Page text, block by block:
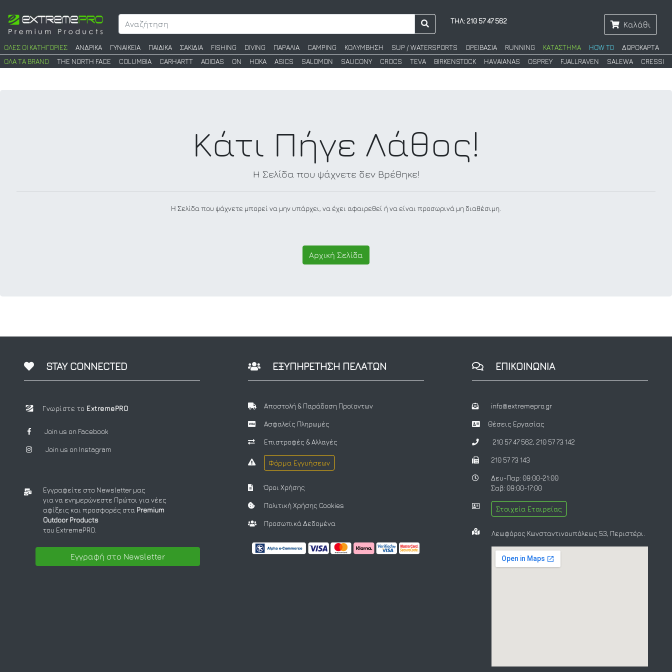
ΤΗΛ: 210 57 47 562 Καλάθι
ΟΛΕΣ ΟΙ ΚΑΤΗΓΟΡΙΕΣ ΑΝΔΡΙΚΑ ΓΥΝΑΙΚΕΙΑ ΠΑΙΔΙΚΑ ΣΑΚΙΔΙΑ FISHING DIVING ΠΑΡΑΛΙΑ CAMPING ΚΟΛΥΜΒΗΣΗ SUP / WATERSPORTS ΟΡΕΙΒΑΣΙΑ RUNNING ΚΑΤΑΣΤΗΜΑ HOW TO
ΔΩΡΟΚΑΡΤΑ
ΟΛΑ ΤΑ BRAND
THE NORTH FACE COLUMBIA CARHARTT ADIDAS ON HOKA ASICS SALOMON SAUCONY CROCS TEVA BIRKENSTOCK HAVAIANAS OSPREY FJALLRAVEN SALEWA CRESSI
Κάτι Πήγε Λάθος!
Η Σελίδα που ψάχνετε δεν Βρέθηκε!
Η Σελίδα που ψάχνετε μπορεί να μην υπάρχει, να έχει αφαιρεθεί ή να είναι προσωρινά μη διαθέσιμη.
Αρχική Σελίδα
STAY CONNECTED
Γνωρίστε το ExtremePRO
Join us on Facebook
Join us on Instagram
Εγγραφείτε στο Newsletter μας
για να ενημερώνεστε Πρώτοι για νέες
αφίξεις και προσφορές στα Premium
Outdoor Products
του ExtremePRO.
Εγγραφή στο Newsletter
ΕΞΥΠΗΡΕΤΗΣΗ ΠΕΛΑΤΩΝ
Αποστολή & Παράδοση Προϊοντων
Ασφαλείς Πληρωμές
Επιστροφές & Αλλαγές
Φόρμα Εγγυήσεων
Όροι Χρήσης
Πολιτική Χρήσης Cookies
Προσωπικά Δεδομένα
ΕΠΙΚΟΙΝΩΝΙΑ
info@extremepro.gr
Θέσεις Εργασίας
210 57 47 562, 210 57 73 142
210 57 73 143
Δευ-Παρ: 09:00-21:00
Σαβ: 09:00-17:00
Στοιχεία Εταιρείας
Λεωφόρος Κωνσταντινουπόλεως 53, Περιστέρι.